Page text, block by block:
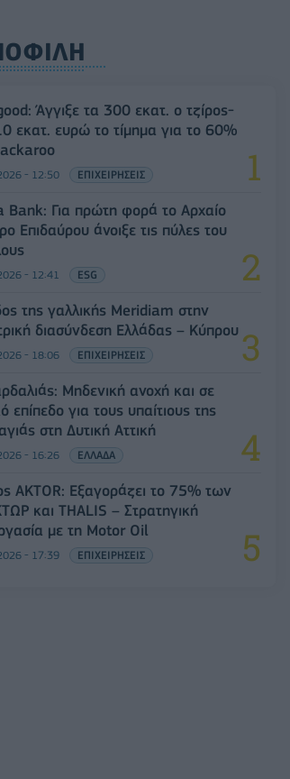
Άγγιξε τα 300 εκατ. ο τζίρος-
εκατ. ευρώ το τίμημα για το 60%
- 12:50 ΕΠΙΧΕΙΡΗΣΕΙΣ
Bank: Για πρώτη φορά το Αρχαίο
Επιδαύρου άνοιξε τις πύλες του
- 12:41 ESG
της γαλλικής Meridiam στην
διασύνδεση Ελλάδας – Κύπρου
- 18:06 ΕΠΙΧΕΙΡΗΣΕΙΣ
Μηδενική ανοχή και σε
επίπεδο για τους υπαίτιους της
στη Δυτική Αττική
- 16:26 ΕΛΛΑΔΑ
AKTOR: Εξαγοράζει το 75% των
και THALIS – Στρατηγική
με τη Motor Oil
- 17:39 ΕΠΙΧΕΙΡΗΣΕΙΣ